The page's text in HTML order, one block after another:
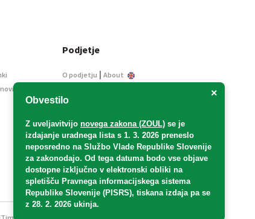
×
Obvestilo
Z uveljavitvijo novega zakona (ZOUL) se je
izdajanje uradnega lista s 1. 3. 2026 preneslo
neposredno na Službo Vlade Republike Slovenije
za zakonodajo. Od tega datuma bodo vse objave
dostopne izključno v elektronski obliki na
spletišču Pravnega informacijskega sistema
Republike Slovenije (PISRS), tiskana izdaja pa se
z 28. 2. 2026 ukinja.
Podjetje
O podjetju | About
Informacije javnega
Oglaševanje
Splošni pogoji
Izjava o varstvu osebnih
podatkov
E-dražbe